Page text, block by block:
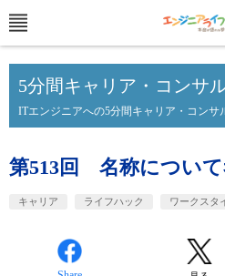
5分間キャリア・コンサ
ITエンジニアへの5分間キャリア・コンサ
第513回 名称について
キャリア ライフハック ワークスタ